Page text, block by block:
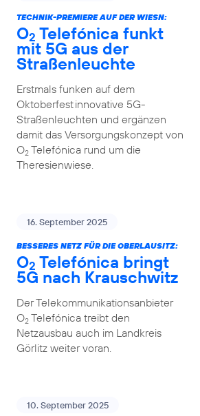
TECHNIK-PREMIERE AUF DER WIESN:
O2 Telefónica funkt
mit 5G aus der
Straßenleuchte
Erstmals funken auf dem
Oktoberfest innovative 5G-
Straßenleuchten und ergänzen
damit das Versorgungskonzept von
O2Telefónica rund um die
Theresienwiese.
16. September 2025
BESSERES NETZ FÜR DIE OBERLAUSITZ:
O2 Telefónica bringt
5G nach Krauschwitz
Der Telekommunikationsanbieter
O2Telefónica treibt den
Netzausbau auch im Landkreis
Görlitz weiter voran.
10. September 2025